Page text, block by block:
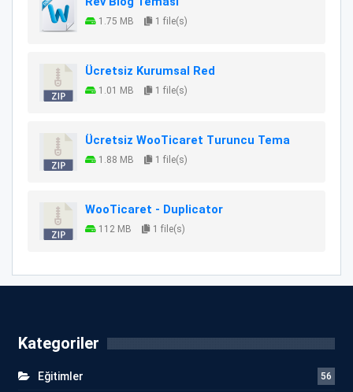
1.75 MB 1 file(s)
Ücretsiz Kurumsal Red
1.01 MB 1 file(s)
Ücretsiz WooTicaret Turuncu Tema
1.88 MB 1 file(s)
WooTicaret - Duplicator
112 MB 1 file(s)
Kategoriler
Eğitimler 56